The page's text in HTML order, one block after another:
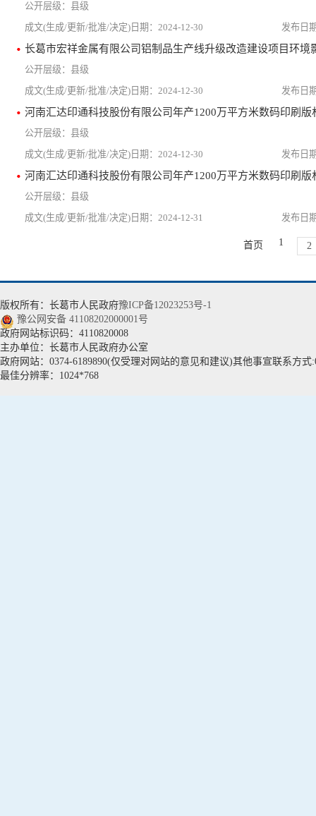
县级
2024-12-30
长葛市宏祥金属有限公司铝制品生产线升级改造建设项目环境
县级
2024-12-30
县级
2024-12-30
县级
2024-12-31
首页 1 2
版权所有：长葛市人民政府豫ICP备12023253号-1
豫公网安备 41108202000001号
政府网站标识码：4110820008
主办单位：长葛市人民政府办公室
政府网站：0374-6189890(仅受理对网站的意见和建议)其他事宣联系方式
最佳分辨率：1024*768